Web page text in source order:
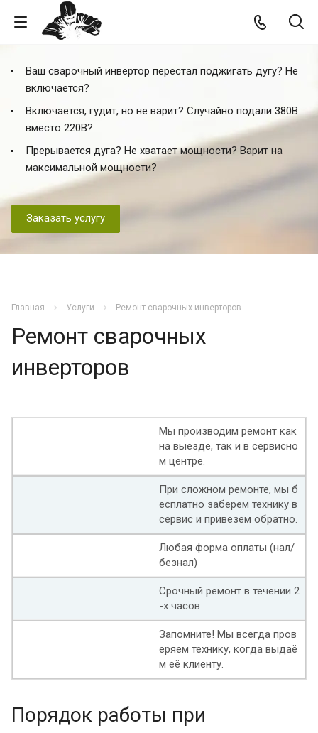
Ваш сварочный инвертор перестал поджигать дугу? Не
включается?
Включается, гудит, но не варит? Случайно подали 380В
вместо 220В?
Прерывается дуга? Не хватает мощности? Варит на
максимальной мощности?
Заказать услугу
Главная Услуги Ремонт сварочных инверторов
Ремонт сварочных
инверторов
Мы производим ремонт как
на выезде, так и в сервисно
м центре.
При сложном ремонте, мы б
есплатно заберем технику в
сервис и привезем обратно.
Любая форма оплаты (нал/
безнал)
Срочный ремонт в течении 2
-х часов
Запомните! Мы всегда пров
еряем технику, когда выдаё
м её клиенту.
Порядок работы при